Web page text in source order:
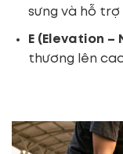
sưng và hỗ trợ
E (Elevation –
thương lên